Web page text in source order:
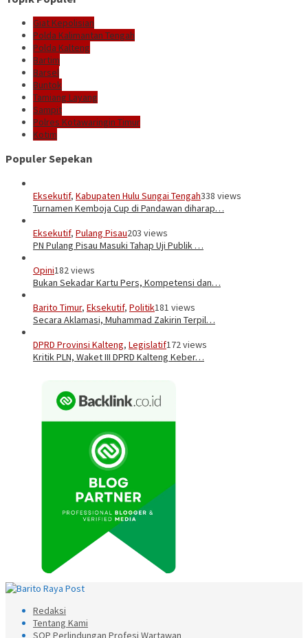
Giat Kepolisian
Polda Kalimantan Tengah
Polda Kalteng
Bartim
Barsel
Buntok
Tamiang Layang
Sampit
Polres Kotawaringin Timur
Kotim
Populer Sepekan
Eksekutif, Kabupaten Hulu Sungai Tengah338 views
Turnamen Kemboja Cup di Pandawan diharap…
Eksekutif, Pulang Pisau203 views
PN Pulang Pisau Masuki Tahap Uji Publik …
Opini182 views
Bukan Sekadar Kartu Pers, Kompetensi dan…
Barito Timur, Eksekutif, Politik181 views
Secara Aklamasi, Muhammad Zakirin Terpil…
DPRD Provinsi Kalteng, Legislatif172 views
Kritik PLN, Waket III DPRD Kalteng Keber…
Redaksi
Tentang Kami
SOP Perlindungan Profesi Wartawan